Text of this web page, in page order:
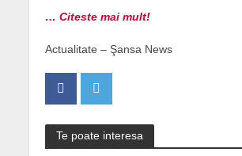
… Citeste mai mult!
Actualitate – Şansa News
Te poate interesa